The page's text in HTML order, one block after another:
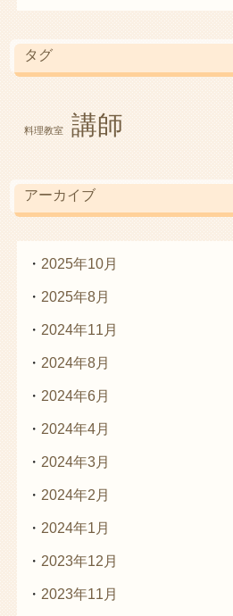
タグ
料理教室 講師
アーカイブ
2025年10月
2025年8月
2024年11月
2024年8月
2024年6月
2024年4月
2024年3月
2024年2月
2024年1月
2023年12月
2023年11月